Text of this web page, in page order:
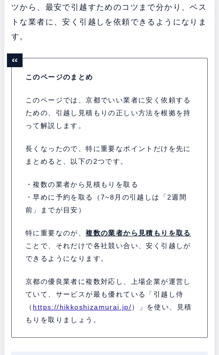
ツから、最安で引越すためのコツまで分かり、ベス
トな業者に、安く引越しを依頼できるようになりま
す。
このページのまとめ
このページでは、京都でいい業者に安く依頼する
ための、引越し見積もりの正しい方法を根拠を持
って解説します。
長くなったので、特に重要なポイントだけを先に
まとめると、以下の2つです。
・複数の業者から見積もりを取る
・早めに予約を取る（7~8月の引越しは「2週間
前」までが目安）
特に重要なのが、複数の業者から見積もりを取る
ことで、それだけで各社競い合い、安く引越しが
できるようになります。
京都の優良業者に複数対応し、上場企業が運営し
ていて、サービスが最も優れている「引越し侍
（ https://hikkoshizamurai.jp/）」を使い、見積
もりを取りましょう。